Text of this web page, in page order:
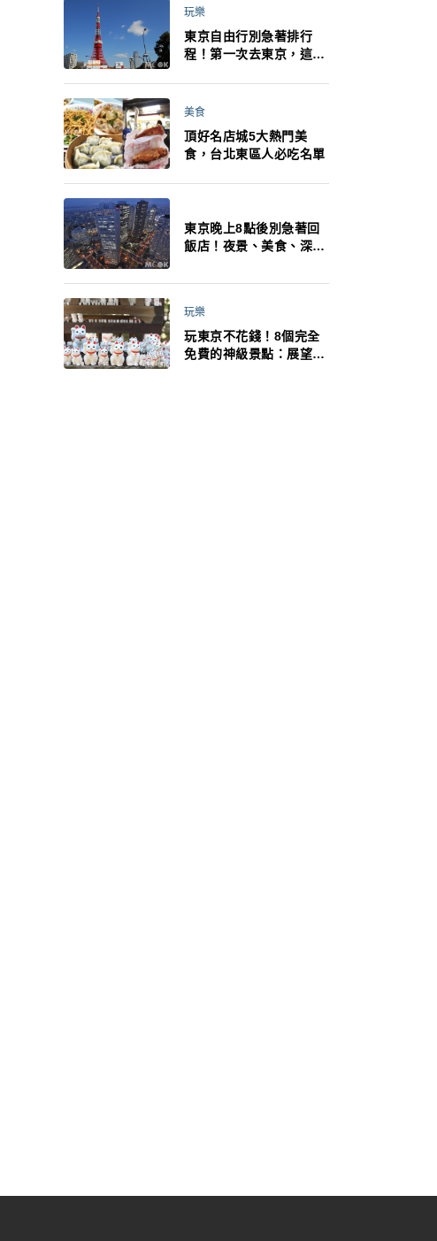
玩樂
東京自由行別急著排行
程！第一次去東京，這10
美食
頂好名店城5大熱門美
食，台北東區人必吃名單
東京晚上8點後別急著回
飯店！夜景、美食、深夜
夜生活才正要開始
玩樂
玩東京不花錢！8個完全
免費的神級景點：展望台